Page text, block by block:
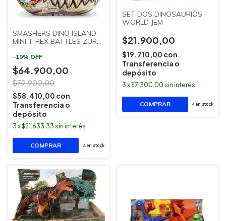
SMASHERS DINO ISLAND
MINI T-REX BATTLES ZURU
-19% OFF
$64.900,00
$79.900,00
$58.410,00 con
Transferencia o
depósito
3 x$21.633,33 sin interés
4en stock
SET DOS DINOSAURIOS
WORLD JEM
$21.900,00
$19.710,00 con
Transferencia o
depósito
3 x$7.300,00 sin interés
4en stock